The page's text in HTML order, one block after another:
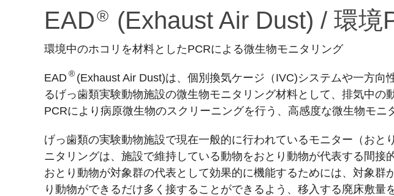
EAD® (Exhaust Air Dust) / 環境
環境中のホコリを材料としたPCRによる微生物モニタリング
EAD ® (Exhaust Air Dust)は、個別換気ケージ（IVC)システムや一方向
るげっ歯類実験動物施設の微生物モニタリング材料として、排気中の
PCRにより病原微生物のスクリーニングを行う、高感度な微生物モニ
げっ歯類の実験動物施設で現在一般的に行われているモニター（おと
ニタリングは、施設で維持している動物をおとり動物が代表する間接
おとり動物が対象群の代表として効果的に機能するためには、対象群
り動物ができるだけ多く接することができるよう、移入する廃床敷量